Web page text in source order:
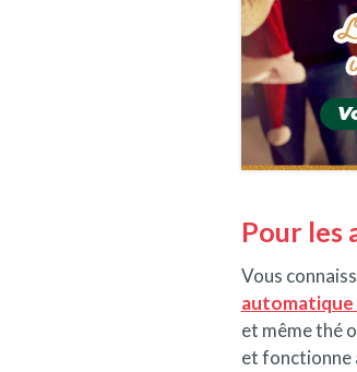
Pour les
Vous
et même thé
et fonctionne